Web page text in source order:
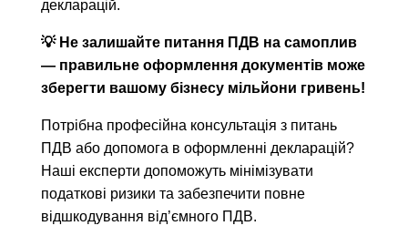
декларацій.
💡 Не залишайте питання ПДВ на самоплив
— правильне оформлення документів може
зберегти вашому бізнесу мільйони гривень!
Потрібна професійна консультація з питань
ПДВ або допомога в оформленні декларацій?
Наші експерти допоможуть мінімізувати
податкові ризики та забезпечити повне
відшкодування від’ємного ПДВ.